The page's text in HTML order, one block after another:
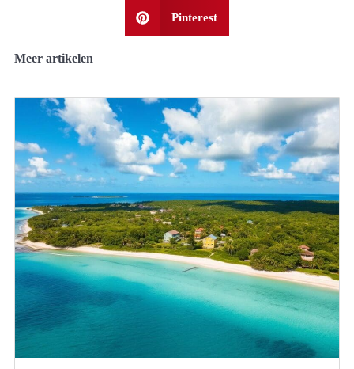
Pinterest
Meer artikelen